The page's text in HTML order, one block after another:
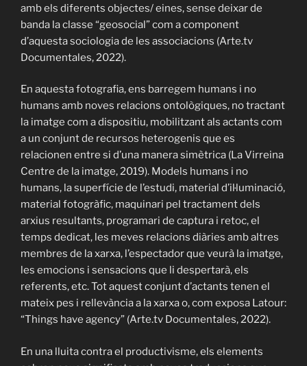
amb els diferents objectes/ eines, sense deixar de
banda la classe “geosocial” com a component
d’aquesta sociologia de les associacions (Arte.tv
Documentales, 2022).
En aquesta fotografia, ens barregem humans i no
humans amb noves relacions ontològiques, no tractant
la imatge com a dispositiu, mobilitzant als actants com
a un conjunt de recursos heterogenis que es
relacionen entre si d’una manera simètrica (La Virreina
Centre de la imatge, 2019). Models humans i no
humans, la superfície de l’estudi, material d’il·luminació,
material fotogràfic, maquinari pel tractament dels
arxius resultants, programari de captura i retoc, el
temps dedicat, les meves relacions diàries amb altres
membres de la xarxa, l’espectador que veurà la imatge,
les emocions i sensacions que li despertarà, els
referents, etc. Tot aquest conjunt d’actants tenen el
mateix pes i rellevància a la xarxa o, com exposa Latour:
“Things have agency” (Arte.tv Documentales, 2022).
En una lluita contra el productivisme, els elements